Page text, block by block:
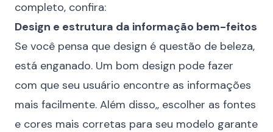
completo, confira:
Design e estrutura da informação bem-feitos
Se você pensa que design é questão de beleza,
está enganado. Um bom design pode fazer
com que seu usuário encontre as informações
mais facilmente. Além disso,, escolher as fontes
e cores mais corretas para seu modelo garante